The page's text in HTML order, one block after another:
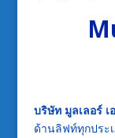
บริษัท มูลเลอร์ เ
ด้านลิฟท์ทุกประ